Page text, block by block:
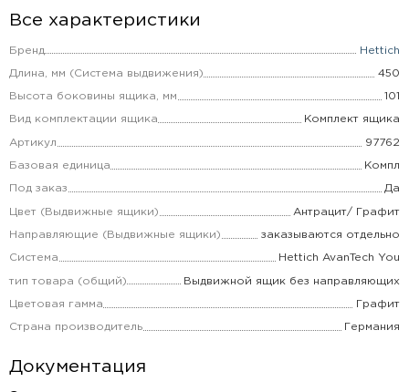
Все характеристики
Бренд Hettich
Длина, мм (Система выдвижения) 450
Высота боковины ящика, мм 101
Вид комплектации ящика Комплект ящика
Артикул 97762
Базовая единица Компл
Под заказ Да
Цвет (Выдвижные ящики) Антрацит/ Графит
Направляющие (Выдвижные ящики) заказываются отдельно
Система Hettich AvanTech You
тип товара (общий) Выдвижной ящик без направляющих
Цветовая гамма Графит
Страна производитель Германия
Документация